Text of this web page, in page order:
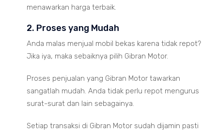
menawarkan harga terbaik.
2. Proses yang Mudah
Anda malas menjual mobil bekas karena tidak repot?
Jika iya, maka sebaiknya pilih Gibran Motor.
Proses penjualan yang Gibran Motor tawarkan
sangatlah mudah. Anda tidak perlu repot mengurus
surat-surat dan lain sebagainya.
Setiap transaksi di Gibran Motor sudah dijamin pasti